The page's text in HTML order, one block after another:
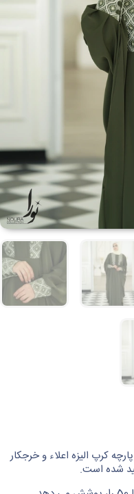
کرپ الیزه اعلاء و خرجکار
شده است.